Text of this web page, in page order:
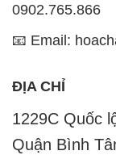
0902.765.866
📧 Email:
ĐỊA CHỈ
1229C Quốc
Quận Bình